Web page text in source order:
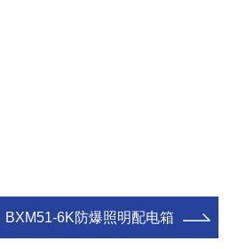
BXM51-6K防爆照明配电箱